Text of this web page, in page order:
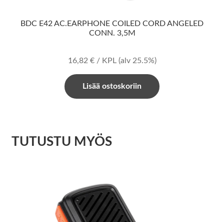
BDC E42 AC.EARPHONE COILED CORD ANGELED
CONN. 3,5M
16,82 €/ KPL (alv 25.5%)
Lisää ostoskoriin
TUTUSTU MYÖS